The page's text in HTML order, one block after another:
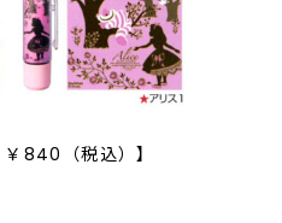
￥840（税込）】